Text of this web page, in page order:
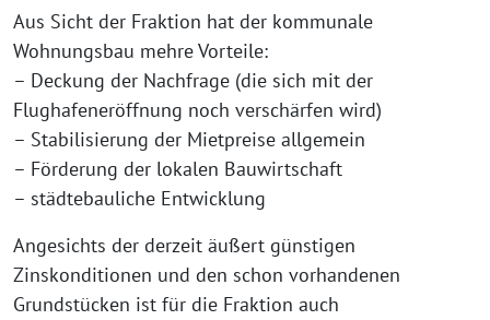
Aus Sicht der Fraktion hat der kommunale
Wohnungsbau mehre Vorteile:
– Deckung der Nachfrage (die sich mit der
Flughafeneröffnung noch verschärfen wird)
– Stabilisierung der Mietpreise allgemein
– Förderung der lokalen Bauwirtschaft
– städtebauliche Entwicklung
Angesichts der derzeit äußert günstigen
Zinskonditionen und den schon vorhandenen
Grundstücken ist für die Fraktion auch